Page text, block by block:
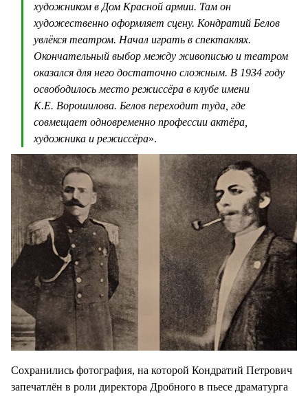
художником в Дом Красной армии. Там он
художественно оформляет сцену. Кондратий Белов
увлёкся театром. Начал играть в спектаклях.
Окончательный выбор между живописью и театром
оказался для него достаточно сложным. В 1934 году
освободилось место режиссёра в клубе имени
К.Е. Ворошилова. Белов переходит туда, где
совмещает одновременно профессии актёра,
художника и режиссёра».
Сохранились фотография, на которой Кондратий Петрович
запечатлён в роли директора Дробного в пьесе драматурга